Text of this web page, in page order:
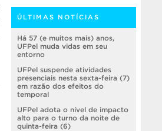
ÚLTIMAS NOTÍCIAS
Há 57 (e muitos mais) anos,
UFPel muda vidas em seu
entorno
UFPel suspende atividades
presenciais nesta sexta-feira (7)
em razão dos efeitos do
temporal
UFPel adota o nível de impacto
alto para o turno da noite de
quinta-feira (6)